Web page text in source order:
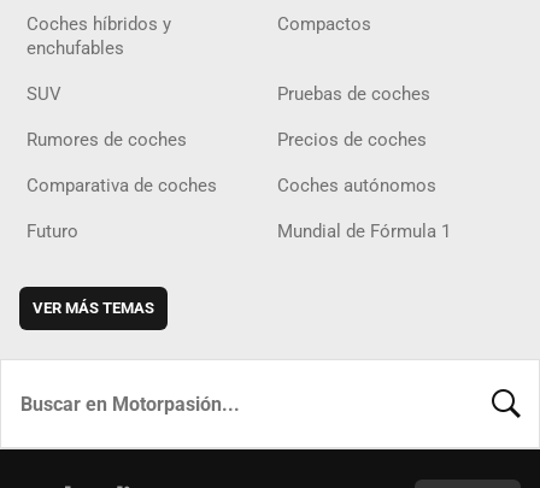
Coches híbridos y
enchufables
Compactos
SUV Pruebas de coches
Rumores de coches Precios de coches
Comparativa de coches Coches autónomos
Futuro Mundial de Fórmula 1
VER MÁS TEMAS